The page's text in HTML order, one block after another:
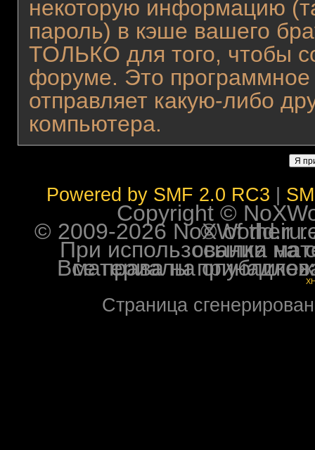
некоторую информацию
пароль) в кэше вашего
ТОЛЬКО для того, чтобы
форуме. Это программное
отправляет какую-либо
компьютера.
Powered by SMF 2.0 RC3
Copyright ©
© 2009-2026 NoXWorld.ru. All
При использовании
Все права на опубликованные на форуме
Страница